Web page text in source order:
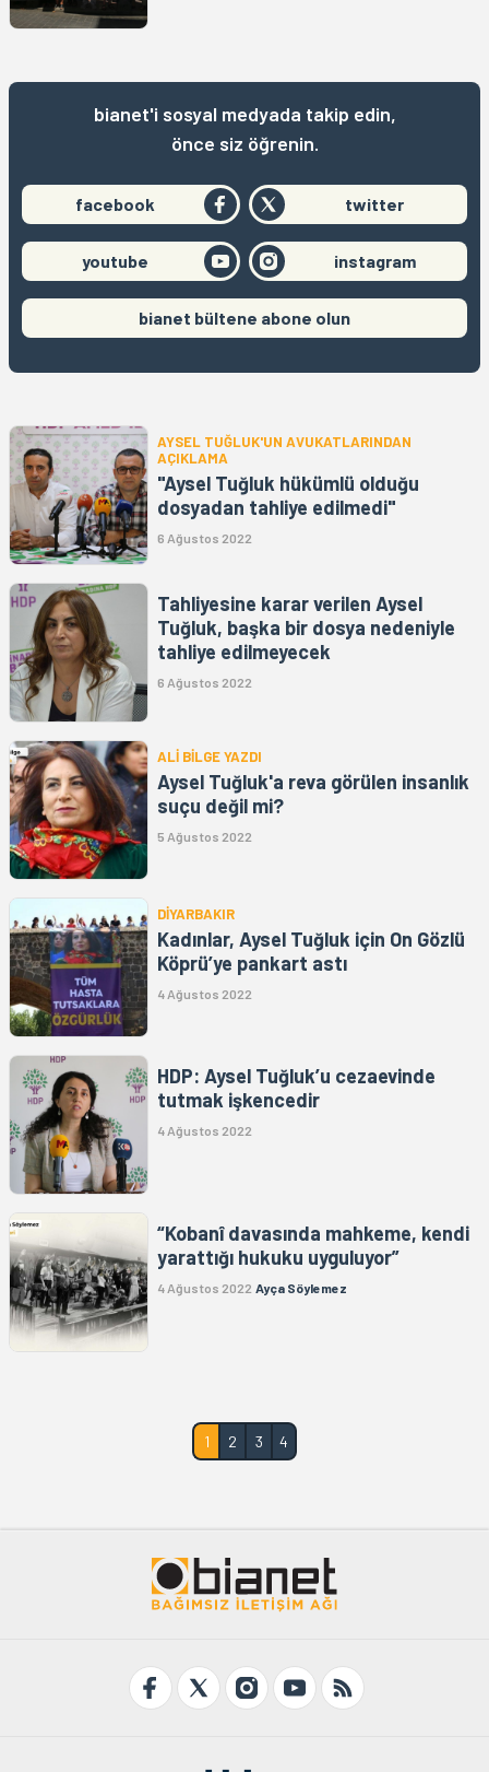
bianet'i sosyal medyada takip edin,
önce siz öğrenin.
facebook twitter
youtube instagram
bianet bültene abone olun
AYSEL TUĞLUK'UN AVUKATLARINDAN
AÇIKLAMA
"Aysel Tuğluk hükümlü olduğu
dosyadan tahliye edilmedi"
6 Ağustos 2022
Tahliyesine karar verilen Aysel
Tuğluk, başka bir dosya nedeniyle
tahliye edilmeyecek
6 Ağustos 2022
ALİ BİLGE YAZDI
Aysel Tuğluk'a reva görülen insanlık
suçu değil mi?
5 Ağustos 2022
DİYARBAKIR
Kadınlar, Aysel Tuğluk için On Gözlü
Köprü’ye pankart astı
4 Ağustos 2022
HDP: Aysel Tuğluk’u cezaevinde
tutmak işkencedir
4 Ağustos 2022
“Kobanî davasında mahkeme, kendi
yarattığı hukuku uyguluyor”
4 Ağustos 2022 Ayça Söylemez
1 2 3 4